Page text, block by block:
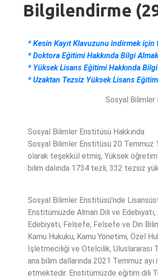
Bilgilendirme
* Kesin Kayıt Klavuzunu indirmek için
*Doktora Eğitimi Hakkında Bilgi Almak
* Yüksek Lisans Eğitimi Hakkında Bilgi
*Uzaktan Tezsiz Yüksek Lisans
Sosyal Bilimler Enstitüsü
Sosyal Bilimler Enstitüsü Hakkında
Sosyal Bilimler Enstitüsü 20 Temmuz
olarak teşekkül etmiş, Yüksek öğretim
bilim dalında 1734 tezli, 332 tezsiz
Sosyal Bilimler Enstitüsü’nde
Enstitümüzde Alman Dili ve
Edebiyatı, Felsefe, Felsefe ve Din
Kamu Hukuku, Kamu Yönetimi, Özel
İşletmeciliği ve Otelcilik, Uluslararası
ana bilim dallarında 2021 Temmuz
etmektedir. Enstitümüzde eğitim dili